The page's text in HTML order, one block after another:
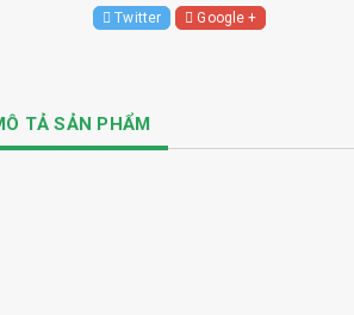
Twitter Google +
TẢ SẢN PHẨM